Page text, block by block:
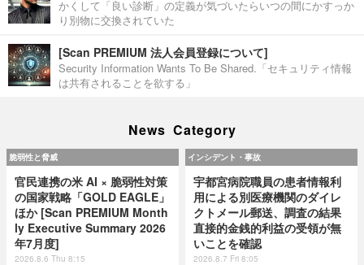
かくして「良い診断」の定義が気づいたらいつの間にかすっか
り別物に交換されていた
[Scan PREMIUM 法人会員登録について]
Security Information Wants To Be Shared.「セキュリティ情報
は共有されることを欲する」
News Category
脆弱性と脅威
官民連携の米 AI × 脆弱性対策
の国家戦略「GOLD EAGLE」
ほか [Scan PREMIUM Month
ly Executive Summary 2026
年7月度]
2026.8.6 Thu 8:15
インシデント・事故
宇都宮病院職員の患者情報利
用による別医療機関のダイレ
クトメール郵送、調査の結果
直接的金銭的利益の受領が無
いことを確認
2026.8.7 Fri 8:05